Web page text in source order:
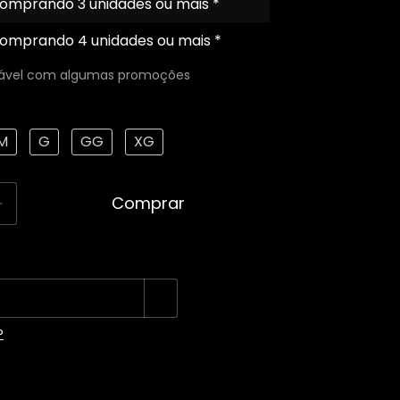
4 unidades ou mais *
com algumas promoções
G GG XG